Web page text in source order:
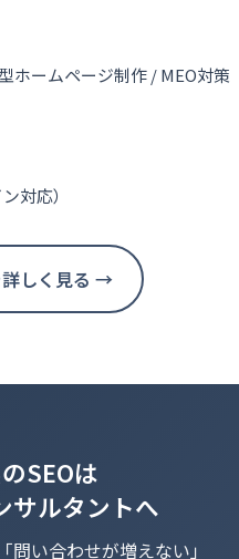
ホームページ制作 / MEO対策
対応）
しく見る →
SEOは
サルタントへ
問い合わせが増えない」